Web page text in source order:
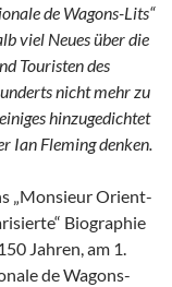
de Wagons-Lits“
viel Neues über die
Touristen des
nicht mehr zu
hinzugedichtet
Ian Fleming denken.
„Monsieur Orient-
Biographie
Jahren, am 1.
de Wagons-